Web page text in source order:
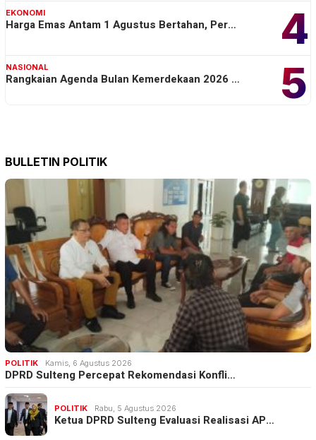
4
EKONOMI
Harga Emas Antam 1 Agustus Bertahan, Per…
5
NASIONAL
Rangkaian Agenda Bulan Kemerdekaan 2026 …
BULLETIN POLITIK
POLITIK Kamis, 6 Agustus 2026
DPRD Sulteng Percepat Rekomendasi Konfli…
POLITIK Rabu, 5 Agustus 2026
Ketua DPRD Sulteng Evaluasi Realisasi AP…